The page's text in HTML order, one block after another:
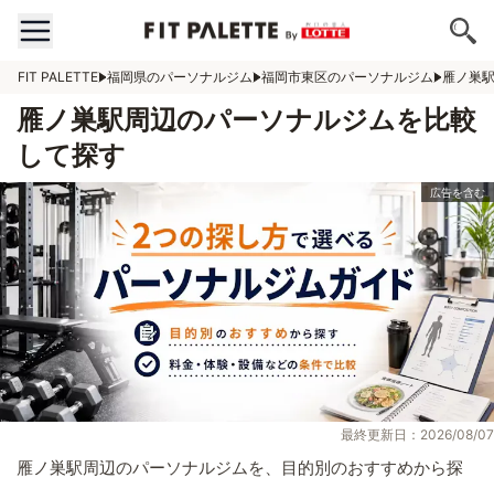
FIT PALETTE 福岡県のパーソナルジム 福岡市東区のパーソナルジム 雁ノ巣
雁ノ巣駅周辺のパーソナルジムを比較
して探す
最終更新日：2026/08/07
雁ノ巣駅周辺のパーソナルジムを、目的別のおすすめから探